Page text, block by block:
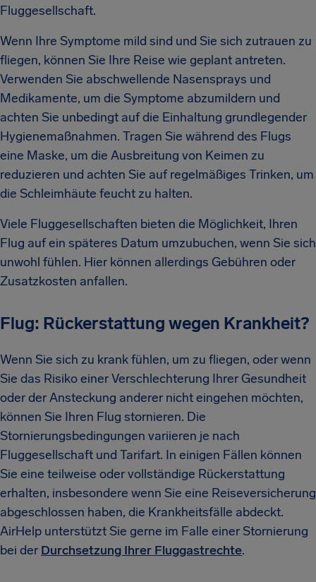
Fluggesellschaft.
Wenn Ihre Symptome mild sind und Sie sich zutrauen zu
fliegen, können Sie Ihre Reise wie geplant antreten.
Verwenden Sie abschwellende Nasensprays und
Medikamente, um die Symptome abzumildern und
achten Sie unbedingt auf die Einhaltung grundlegender
Hygienemaßnahmen. Tragen Sie während des Flugs
eine Maske, um die Ausbreitung von Keimen zu
reduzieren und achten Sie auf regelmäßiges Trinken, um
die Schleimhäute feucht zu halten.
Viele Fluggesellschaften bieten die Möglichkeit, Ihren
Flug auf ein späteres Datum umzubuchen, wenn Sie sich
unwohl fühlen. Hier können allerdings Gebühren oder
Zusatzkosten anfallen.
Flug: Rückerstattung wegen Krankheit?
Wenn Sie sich zu krank fühlen, um zu fliegen, oder wenn
Sie das Risiko einer Verschlechterung Ihrer Gesundheit
oder der Ansteckung anderer nicht eingehen möchten,
können Sie Ihren Flug stornieren. Die
Stornierungsbedingungen variieren je nach
Fluggesellschaft und Tarifart. In einigen Fällen können
Sie eine teilweise oder vollständige Rückerstattung
erhalten, insbesondere wenn Sie eine Reiseversicherung
abgeschlossen haben, die Krankheitsfälle abdeckt.
AirHelp unterstützt Sie gerne im Falle einer Stornierung
bei der Durchsetzung Ihrer Fluggastrechte.